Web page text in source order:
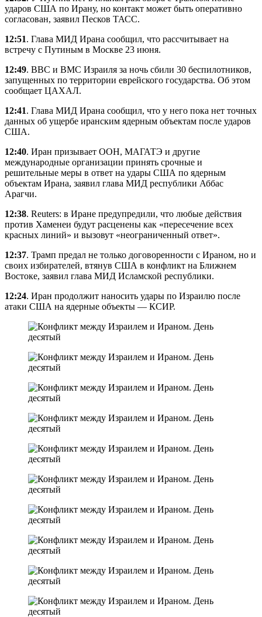
ударов США по Ирану, но контакт может быть оперативно
согласован, заявил Песков ТАСС.
12:51. Глава МИД Ирана сообщил, что рассчитывает на
встречу с Путиным в Москве 23 июня.
12:49. ВВС и ВМС Израиля за ночь сбили 30 беспилотников,
запущенных по территории еврейского государства. Об этом
сообщает ЦАХАЛ.
12:41. Глава МИД Ирана сообщил, что у него пока нет точных
данных об ущербе иранским ядерным объектам после ударов
США.
12:40. Иран призывает ООН, МАГАТЭ и другие
международные организации принять срочные и
решительные меры в ответ на удары США по ядерным
объектам Ирана, заявил глава МИД республики Аббас
Арагчи.
12:38. Reuters: в Иране предупредили, что любые действия
против Хаменеи будут расценены как «пересечение всех
красных линий» и вызовут «неограниченный ответ».
12:37. Трамп предал не только договоренности с Ираном, но и
своих избирателей, втянув США в конфликт на Ближнем
Востоке, заявил глава МИД Исламской республики.
12:24. Иран продолжит наносить удары по Израилю после
атаки США на ядерные объекты — КСИР.